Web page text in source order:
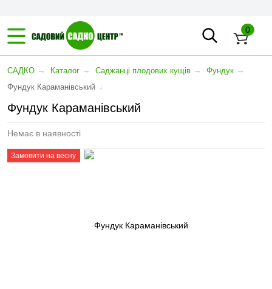
0
САДКО → Каталог → Саджанці плодових кущів → Фундук →
Фундук Караманівський ↓
Фундук Караманівський
Немає в наявності
Замовити на весну